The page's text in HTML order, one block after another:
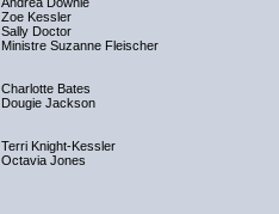
Zoe Kessler
Sally Doctor
Ministre Suzanne Fleischer
Charlotte Bates
Dougie Jackson
Terri Knight-Kessler
Octavia Jones